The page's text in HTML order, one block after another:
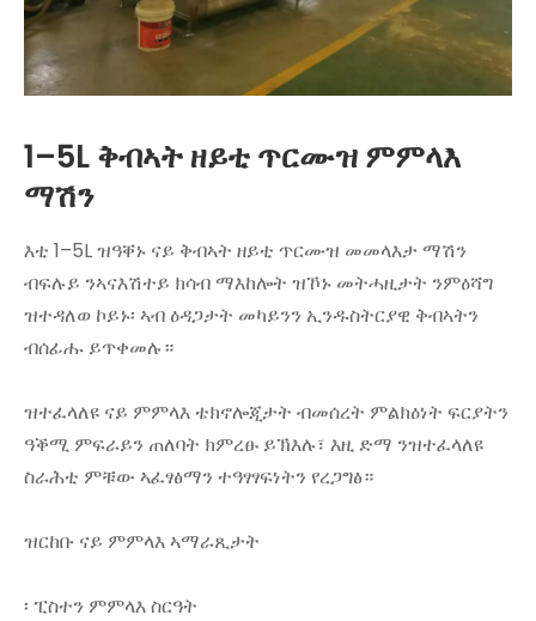
1–5L ቅብኣት ዘይቲ ጥርሙዝ ምምላእ
ማሽን
እቲ 1–5L ዝዓቐኑ ናይ ቅብኣት ዘይቲ ጥርሙዝ መመላእታ ማሽን
ብፍሉይ ንኣናእሽተይ ክሳብ ማእከሎት ዝኾኑ መትሓዚታት ንምዕሻግ
ዝተዳለወ ኮይኑ፡ ኣብ ዕዳጋታት መካይንን ኢንዱስትርያዊ ቅብኣትን
ብሰፊሑ ይጥቀመሉ።
ዝተፈላለዩ ናይ ምምላእ ቴክኖሎጂታት ብመሰረት ምልክዕነት ፍርያትን
ዓቕሚ ምፍራይን ጠለባት ክምረፁ ይኽእሉ፣ እዚ ድማ ንዝተፈላለዩ
ስራሕቲ ምቹው ኣፈፃፅማን ተዓፃፃፍነትን የረጋግፅ።
ዝርከቡ ናይ ምምላእ ኣማራጺታት
፡ ፒስተን ምምላእ ስርዓት